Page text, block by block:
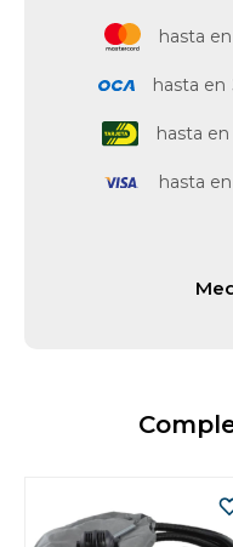
hasta en
hasta en
hasta en
hasta en